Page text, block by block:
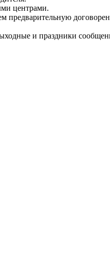
центрами.
предварительную
и праздники